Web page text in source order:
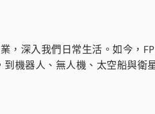
，深入我們日常生活。如今，
機器人、無人機、太空船與衛